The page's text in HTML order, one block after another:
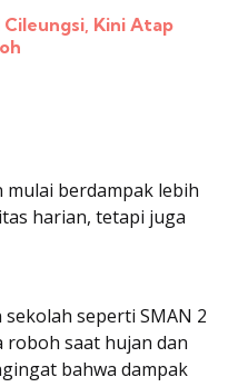
Cileungsi, Kini Atap
berdampak lebih
harian, tetapi juga
seperti SMAN 2
roboh saat hujan dan
bahwa dampak